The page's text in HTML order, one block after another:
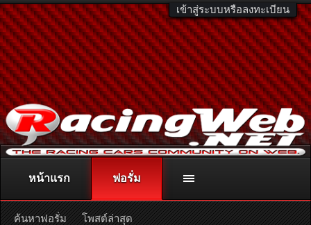
เข้าสู่ระบบหรือลงทะเบียน
ติดต่อลงโฆษณา racingweb@gmail.comหรือโทร. 081-811-1138
หรืออ่านรายละเอียดเพิ่มเติม คลิกที่นี่
หน้าแรก ฟอรั่ม
ค้นหาฟอรั่ม โพสต์ล่าสุด